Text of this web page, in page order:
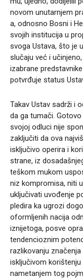
novom unutarnjem
a, odnosno Bosni i
svojih institucija u
svoga Ustava, što je
slučaju već i
izabrane
potvrđuje status
Takav Ustav sadrži i
da ga tumači.
svojoj odluci nije
zaključiti da ova
isključivo operira i
strane, iz
teškom mukom
niz kompromisa, niti
uključivati uvođenje
pledira ka ugrozi
oformljenih nacija
iznijetoga, posve
tendencioznim
razlikovanju
isključivom
nametanjem tog